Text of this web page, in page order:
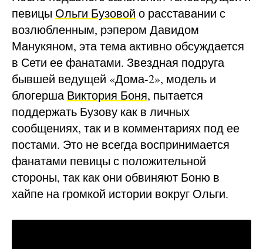
певицы Ольги Бузовой о расставании с
возлюбленным, рэпером Давидом
Манукяном, эта тема активно обсуждается
в Сети ее фанатами. Звездная подруга
бывшей ведущей «Дома-2», модель и
блогершаВиктория Боня, пытается
поддержать Бузову как в личных
сообщениях, так и в комментариях под ее
постами. Это не всегда воспринимается
фанатами певицы с положительной
стороны, так как они обвиняют Боню в
хайпе на громкой истории вокруг Ольги.